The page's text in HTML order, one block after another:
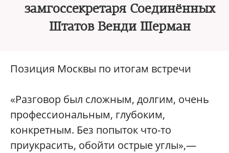
замгоссекретаря Соединённых
Штатов Венди Шерман
Позиция Москвы по итогам встречи
«Разговор был сложным, долгим, очень
профессиональным, глубоким,
конкретным. Без попыток что-то
приукрасить, обойти острые углы»,—